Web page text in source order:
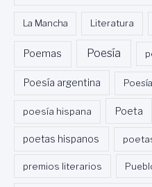
La Mancha Literatura
Poemas Poesía
Poesía argentina
poesía hispana Poeta
poetas hispanos
premios literarios